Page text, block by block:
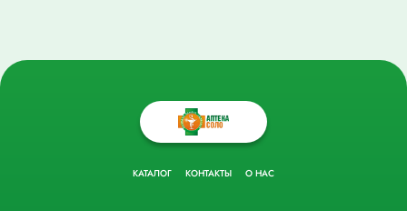
КАТАЛОГ КОНТАКТЫ О НАС